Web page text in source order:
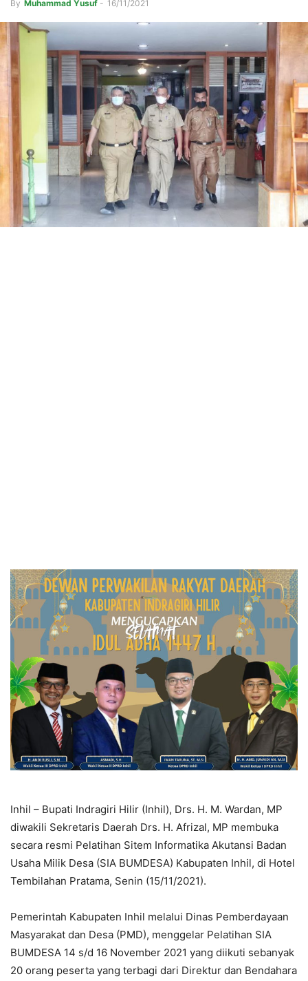
By Muhammad Yusuf - 16/11/2021
Inhil – Bupati Indragiri Hilir (Inhil), Drs. H. M. Wardan, MP
diwakili Sekretaris Daerah Drs. H. Afrizal, MP membuka
secara resmi Pelatihan Sitem Informatika Akutansi Badan
Usaha Milik Desa (SIA BUMDESA) Kabupaten Inhil, di Hotel
Tembilahan Pratama, Senin (15/11/2021).
Pemerintah Kabupaten Inhil melalui Dinas Pemberdayaan
Masyarakat dan Desa (PMD), menggelar Pelatihan SIA
BUMDESA 14 s/d 16 November 2021 yang diikuti sebanyak
20 orang peserta yang terbagi dari Direktur dan Bendahara